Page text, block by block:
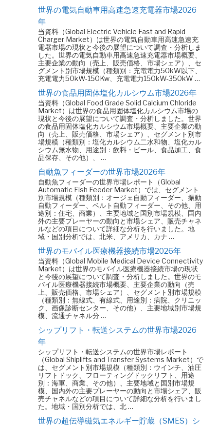
世界の電気自動車用高速急速充電器市場2026
年
当資料（Global Electric Vehicle Fast and Rapid
Charger Market）は世界の電気自動車用高速急速充
電器市場の現状と今後の展望について調査・分析しま
した。世界の電気自動車用高速急速充電器市場概要、
主要企業の動向（売上、販売価格、市場シェア）、セ
グメント別市場規模（種類別：充電電力50kW以下、
充電電力50kW-150Kw、充電電力150kW-350kW …
世界の食品用固体塩化カルシウム市場2026年
当資料（Global Food Grade Solid Calcium Chloride
Market）は世界の食品用固体塩化カルシウム市場の
現状と今後の展望について調査・分析しました。世界
の食品用固体塩化カルシウム市場概要、主要企業の動
向（売上、販売価格、市場シェア）、セグメント別市
場規模（種類別：塩化カルシウム二水和物、塩化カル
シウム無水物、用途別：飲料・ビール、食品加工、食
品保存、その他）、 …
自動魚フィーダーの世界市場2026年
自動魚フィーダーの世界市場レポート（Global
Automatic Fish Feeder Market）では、セグメント
別市場規模（種類別：オージェ自動フィーダー、振動
自動フィーダー、ベルト自動フィーダー、その他、用
途別：住宅、商業）、主要地域と国別市場規模、国内
外の主要プレーヤーの動向と市場シェア、販売チャネ
ルなどの項目について詳細な分析を行いました。地
域・国別分析では、北米、アメリカ、カナ …
世界のモバイル医療機器接続市場2026年
当資料（Global Mobile Medical Device Connectivity
Market）は世界のモバイル医療機器接続市場の現状
と今後の展望について調査・分析しました。世界のモ
バイル医療機器接続市場概要、主要企業の動向（売
上、販売価格、市場シェア）、セグメント別市場規模
（種類別：無線式、有線式、用途別：病院、クリニッ
ク、画像診断センター、その他）、主要地域別市場規
模、流通チャネル分 …
シップリフト・転送システムの世界市場2026
年
シップリフト・転送システムの世界市場レポート
（Global Shiplifts and Transfer Systems Market）で
は、セグメント別市場規模（種類別：ウインチ、油圧
リフトドック、フローティングドックリフト、用途
別：海軍、商業、その他）、主要地域と国別市場規
模、国内外の主要プレーヤーの動向と市場シェア、販
売チャネルなどの項目について詳細な分析を行いまし
た。地域・国別分析では、北 …
世界の超伝導磁気エネルギー貯蔵（SMES）シ